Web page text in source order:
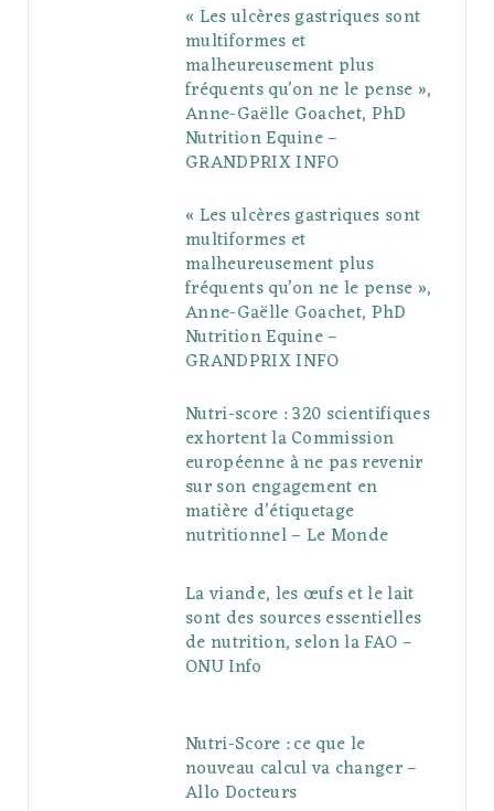
e
P
l
s
g
r
a
m
r
e
s
r
« Les ulcères gastriques sont
multiformes et
malheureusement plus
fréquents qu’on ne le pense »,
Anne-Gaëlle Goachet, PhD
Nutrition Equine –
GRANDPRIX INFO
« Les ulcères gastriques sont
multiformes et
malheureusement plus
fréquents qu’on ne le pense »,
Anne-Gaëlle Goachet, PhD
Nutrition Equine –
GRANDPRIX INFO
Nutri-score : 320 scientifiques
exhortent la Commission
européenne à ne pas revenir
sur son engagement en
matière d’étiquetage
nutritionnel – Le Monde
La viande, les œufs et le lait
sont des sources essentielles
de nutrition, selon la FAO –
ONU Info
Nutri-Score : ce que le
nouveau calcul va changer –
Allo Docteurs